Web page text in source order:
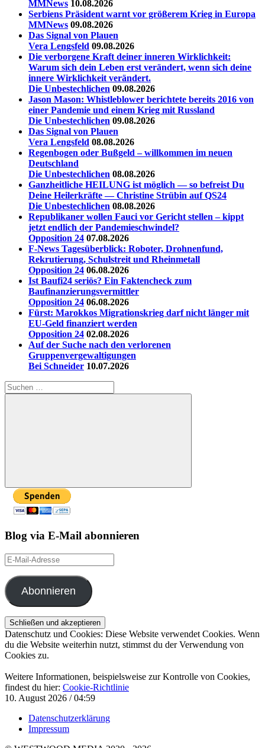
MMNews 10.08.2026
Serbiens Präsident warnt vor größerem Krieg in Europa
MMNews 09.08.2026
Das Signal von Plauen
Vera Lengsfeld 09.08.2026
Die verborgene Kraft deiner inneren Wirklichkeit:
Warum sich dein Leben erst verändert, wenn sich deine
innere Wirklichkeit verändert.
Die Unbestechlichen 09.08.2026
Jason Mason: Whistleblower berichtete bereits 2016 von
einer Pandemie und einem Krieg mit Russland
Die Unbestechlichen 09.08.2026
Das Signal von Plauen
Vera Lengsfeld 08.08.2026
Regenbogen oder Bußgeld – willkommen im neuen
Deutschland
Die Unbestechlichen 08.08.2026
Ganzheitliche HEILUNG ist möglich — so befreist Du
Deine Heilerkräfte — Christine Strübin auf QS24
Die Unbestechlichen 08.08.2026
Republikaner wollen Fauci vor Gericht stellen – kippt
jetzt endlich der Pandemieschwindel?
Opposition 24 07.08.2026
F-News Tagesüberblick: Roboter, Drohnenfund,
Rekrutierung, Schulstreit und Rheinmetall
Opposition 24 06.08.2026
Ist Baufi24 seriös? Ein Faktencheck zum
Baufinanzierungsvermittler
Opposition 24 06.08.2026
Fürst: Marokkos Migrationskrieg darf nicht länger mit
EU-Geld finanziert werden
Opposition 24 02.08.2026
Auf der Suche nach den verlorenen
Gruppenvergewaltigungen
Bei Schneider 10.07.2026
Suchen
nach:
Suchen
Blog via E-Mail abonnieren
E-
Mail-
Adresse
Abonnieren
Datenschutz und Cookies: Diese Website verwendet Cookies. Wenn
du die Website weiterhin nutzt, stimmst du der Verwendung von
Cookies zu.
Weitere Informationen, beispielsweise zur Kontrolle von Cookies,
findest du hier: Cookie-Richtlinie
10. August 2026 / 04:59
Datenschutzerklärung
Impressum